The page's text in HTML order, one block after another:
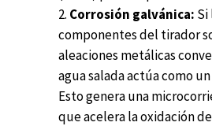
Corrosión galvánica: Si
componentes del tirador
aleaciones metálicas
agua salada actúa como
Esto genera una
que acelera la oxidación